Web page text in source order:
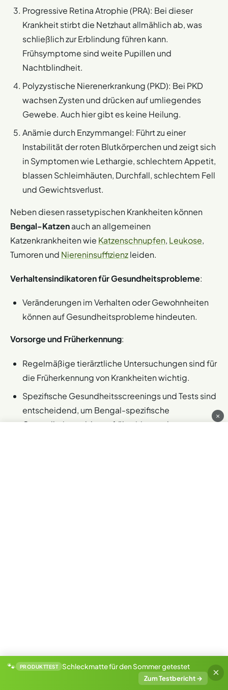
Progressive Retina Atrophie (PRA): Bei dieser
Krankheit stirbt die Netzhaut allmählich ab, was
schließlich zur Erblindung führen kann.
Frühsymptome sind weite Pupillen und
Nachtblindheit.
Polyzystische Nierenerkrankung (PKD): Bei PKD
wachsen Zysten und drücken auf umliegendes
Gewebe. Auch hier gibt es keine Heilung.
Anämie durch Enzymmangel: Führt zu einer
Instabilität der roten Blutkörperchen und zeigt sich
in Symptomen wie Lethargie, schlechtem Appetit,
blassen Schleimhäuten, Durchfall, schlechtem Fell
und Gewichtsverlust.
Neben diesen rassetypischen Krankheiten können
Bengal-Katzenauch an allgemeinen
Katzenkrankheiten wie Katzenschnupfen, Leukose,
Tumoren und Niereninsuffizienzleiden.
Verhaltensindikatoren für Gesundheitsprobleme:
Veränderungen im Verhalten oder Gewohnheiten
können auf Gesundheitsprobleme hindeuten.
Vorsorge und Früherkennung:
Regelmäßige tierärztliche Untersuchungen sind für
die Früherkennung von Krankheiten wichtig.
Spezifische Gesundheitsscreenings und Tests sind
entscheidend, um Bengal-spezifische
Gesundheitsprobleme frühzeitig zu erkennen.
Stadtwohnung fühlen sich die freiheitsliebenden Tiere
nicht wohl. Ein stabiler Kratzbaum oder ein
Kletterparcours sollten auf jeden Fall in die Wohnung
×
🐾 PRODUKTTEST Schleckmatte für den Sommer getestet
Zum Testbericht→ ×